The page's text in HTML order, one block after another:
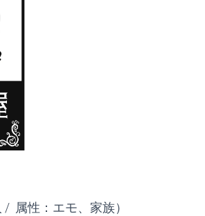
/ 属性：エモ、家族）